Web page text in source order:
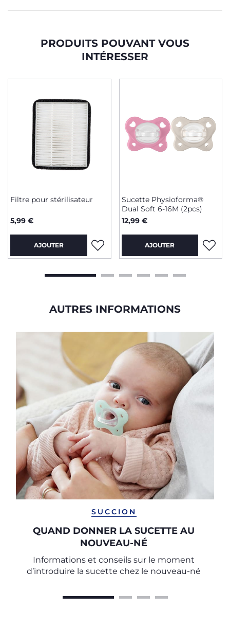
PRODUITS POUVANT VOUS
INTÉRESSER
Filtre pour stérilisateur
5,99 €
AJOUTER
Sucette Physioforma®
Dual Soft 6-16M (2pcs)
12,99 €
AJOUTER
AUTRES INFORMATIONS
SUCCION
QUAND DONNER LA SUCETTE AU
NOUVEAU-NÉ
Informations et conseils sur le moment
d’introduire la sucette chez le nouveau-né